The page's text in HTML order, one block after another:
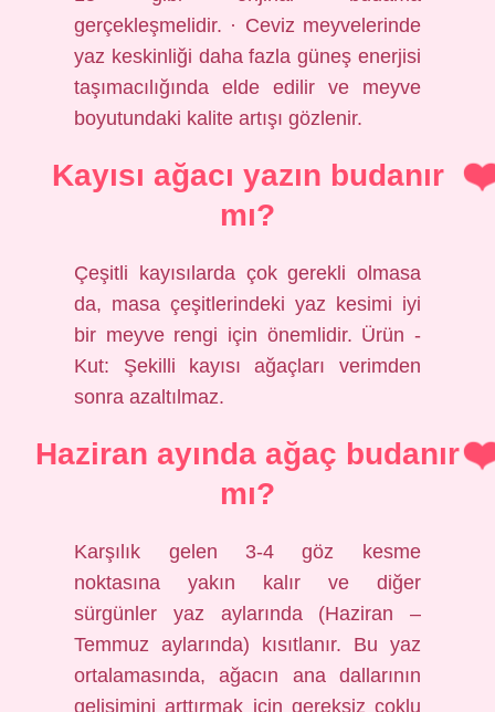
gerçekleşmelidir. · Ceviz meyvelerinde
yaz keskinliği daha fazla güneş enerjisi
taşımacılığında elde edilir ve meyve
boyutundaki kalite artışı gözlenir.
Kayısı ağacı yazın budanır
mı?
Çeşitli kayısılarda çok gerekli olmasa
da, masa çeşitlerindeki yaz kesimi iyi
bir meyve rengi için önemlidir. Ürün -
Kut: Şekilli kayısı ağaçları verimden
sonra azaltılmaz.
Haziran ayında ağaç budanır
mı?
Karşılık gelen 3-4 göz kesme
noktasına yakın kalır ve diğer
sürgünler yaz aylarında (Haziran –
Temmuz aylarında) kısıtlanır. Bu yaz
ortalamasında, ağacın ana dallarının
gelişimini arttırmak için gereksiz çoklu